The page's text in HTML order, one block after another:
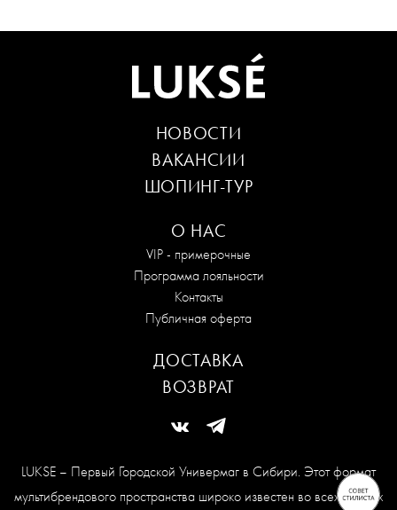
LUKSE – Первый Городской Универмаг в Сибири. Этот формат
мультибрендового пространства широко известен во всех модных
О НАС
VIP - примерочные
Программа лояльности
Контакты
Публичная оферта
НОВОСТИ
ВАКАНСИИ
ШОПИНГ-ТУР
ДОСТАВКА
ВОЗВРАТ